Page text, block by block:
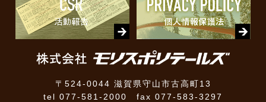
〒524-0044 滋賀県守山市古高町13
tel 077-581-2000 fax 077-583-3297